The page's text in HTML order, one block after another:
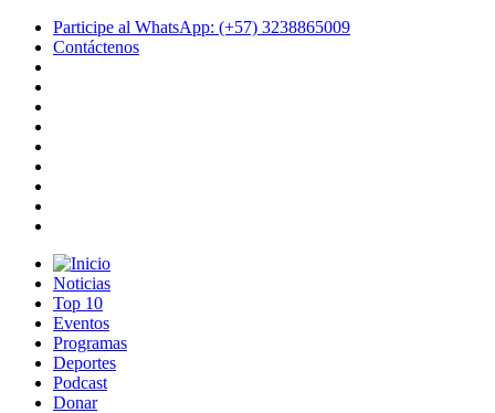
Participe al WhatsApp: (+57) 3238865009
Contáctenos
Noticias
Top 10
Eventos
Programas
Deportes
Podcast
Donar